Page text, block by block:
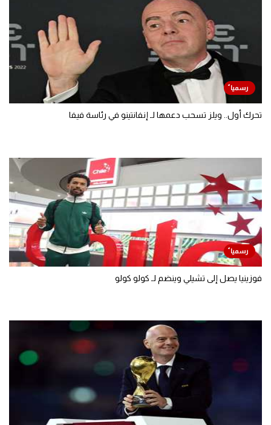
تحرك أول.. ويلز تسحب دعمها لـ إنفانتينو في رئاسة فيفا
فوزينيا يصل إلى تشيلي وينضم لـ كولو كولو